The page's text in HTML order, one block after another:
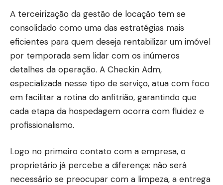
A terceirização da gestão de locação tem se
consolidado como uma das estratégias mais
eficientes para quem deseja rentabilizar um imóvel
por temporada sem lidar com os inúmeros
detalhes da operação. A Checkin Adm,
especializada nesse tipo de serviço, atua com foco
em facilitar a rotina do anfitrião, garantindo que
cada etapa da hospedagem ocorra com fluidez e
profissionalismo.
Logo no primeiro contato com a empresa, o
proprietário já percebe a diferença: não será
necessário se preocupar com a limpeza, a entrega